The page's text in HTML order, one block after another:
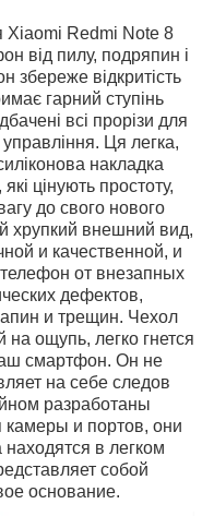
Xiaomi Redmi Note 8
від пилу, подряпин і
збереже відкритість
гарний ступінь
всі прорізи для
Ця легка,
накладка
цінують простоту,
до свого нового
хрупкий внешний вид,
и качественной, и
от внезапных
дефектов,
и трещин. Чехол
ощупь, легко гнется
смартфон. Он не
на себе следов
разработаны
и портов, они
находятся в легком
собой
основание.